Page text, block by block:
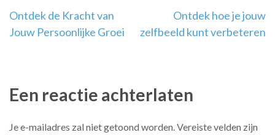
Berichtnavigatie
Ontdek de Kracht van
Jouw Persoonlijke Groei
Ontdek hoe je jouw
zelfbeeld kunt verbeteren
Een reactie achterlaten
Je e-mailadres zal niet getoond worden.Vereiste velden zijn